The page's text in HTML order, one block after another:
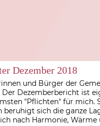
Dezember 2018
und Bürger der
Der Dezemberbericht ist
"Pflichten" für mich.
beruhigt sich die ganze
nach Harmonie, Wärme